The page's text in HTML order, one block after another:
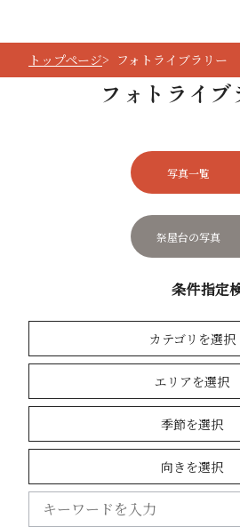
トップページ フォトライブラリー
フォトライブ
写真一覧
祭屋台の写真
条件指定
カテゴリを選択
エリアを選択
季節を選択
向きを選択